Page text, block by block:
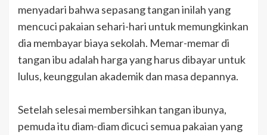
menyadari bahwa sepasang tangan inilah yang
mencuci pakaian sehari-hari untuk memungkinkan
dia membayar biaya sekolah. Memar-memar di
tangan ibu adalah harga yang harus dibayar untuk
lulus, keunggulan akademik dan masa depannya.
Setelah selesai membersihkan tangan ibunya,
pemuda itu diam-diam dicuci semua pakaian yang